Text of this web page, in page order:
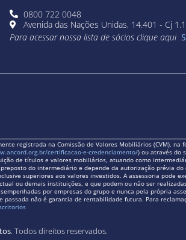
0800 722 0048
Avenida das Nações Unidas, 14.401 - Cj
Para acessar nossa lista de sócios clique aqui
registrada na Comissão de Valores Mobiliários (CVM), na
certificacao-e-credenciamento/) ou através do
de títulos e valores mobiliários, atuando como
do intermediário e depende da autorização prévia
superiores aos valores investidos. A assessoria pode
ou demais instituições, e que podem ou não ser
por empresas do grupo e nunca pela própria
não é garantia de rentabilidade futura. Para
. Todos direitos reservados.